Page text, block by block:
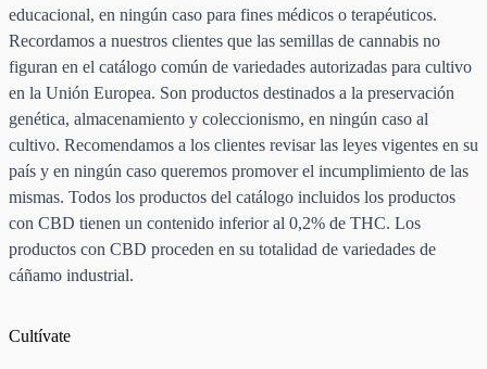
educacional, en ningún caso para fines médicos o terapéuticos.
Recordamos a nuestros clientes que las semillas de cannabis no
figuran en el catálogo común de variedades autorizadas para cultivo
en la Unión Europea. Son productos destinados a la preservación
genética, almacenamiento y coleccionismo, en ningún caso al
cultivo. Recomendamos a los clientes revisar las leyes vigentes en su
país y en ningún caso queremos promover el incumplimiento de las
mismas. Todos los productos del catálogo incluidos los productos
con CBD tienen un contenido inferior al 0,2% de THC. Los
productos con CBD proceden en su totalidad de variedades de
cáñamo industrial.
Cultívate